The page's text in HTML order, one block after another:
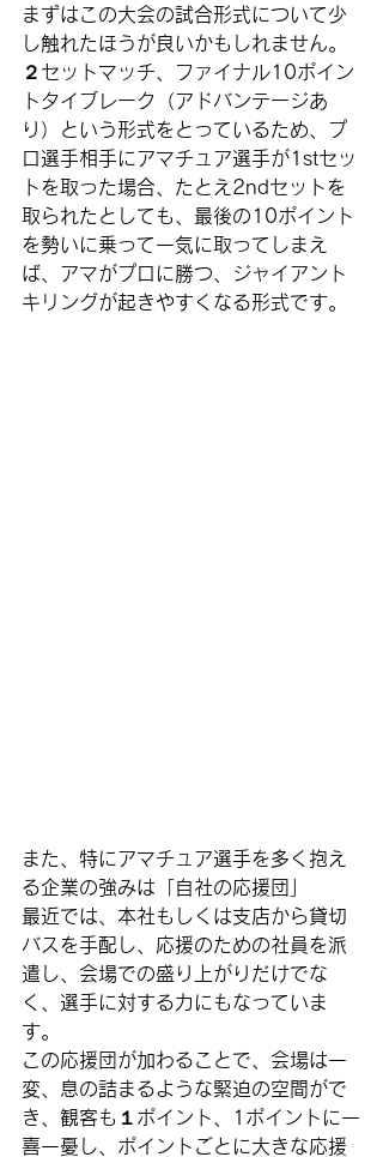
まずはこの大会の試合形式について少
し触れたほうが良いかもしれません。
２セットマッチ、ファイナル10ポイン
トタイブレーク（アドバンテージあ
り）という形式をとっているため、プ
ロ選手相手にアマチュア選手が1stセッ
トを取った場合、たとえ2ndセットを
取られたとしても、最後の10ポイント
を勢いに乗って一気に取ってしまえ
ば、アマがプロに勝つ、ジャイアント
キリングが起きやすくなる形式です。
また、特にアマチュア選手を多く抱え
る企業の強みは「自社の応援団」
最近では、本社もしくは支店から貸切
バスを手配し、応援のための社員を派
遣し、会場での盛り上がりだけでな
く、選手に対する力にもなっていま
す。
この応援団が加わることで、会場は一
変、息の詰まるような緊迫の空間がで
き、観客も１ポイント、1ポイントに一
喜一憂し、ポイントごとに大きな応援